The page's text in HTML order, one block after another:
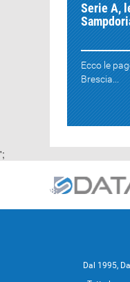
Serie A,
Ecco le
Brescia...
';
Dal 1995,